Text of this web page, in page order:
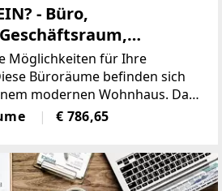
- Büro,
Möglichkeiten für Ihre
Büroräume befinden sich
modernen Wohnhaus. Das
generalsaniert und auf
Modern, smart und auf
€ 786,65